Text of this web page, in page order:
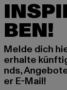
BEN!
Melde dich
erhalte
nds,
er E-Mail!